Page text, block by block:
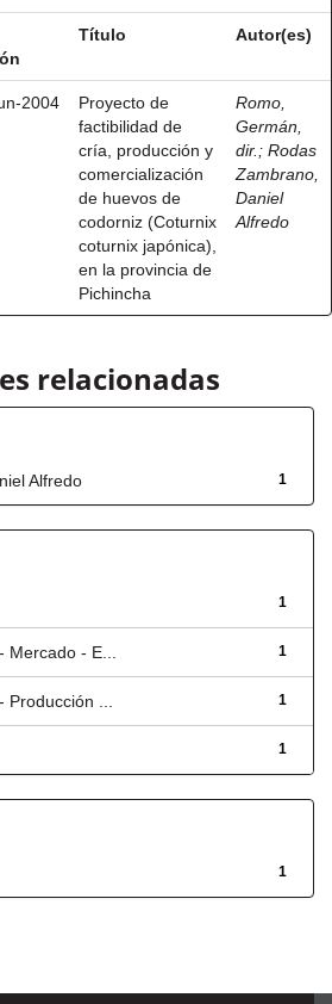
Título Autor(es)
2004
Proyecto de
factibilidad de
cría, producción y
comercialización
de huevos de
codorniz (Coturnix
coturnix japónica),
en la provincia de
Pichincha
Romo,
Germán,
dir. ; Rodas
Zambrano,
Daniel
Alfredo
relacionadas
1
Alfredo
1
1
- E...
1
...
1
1